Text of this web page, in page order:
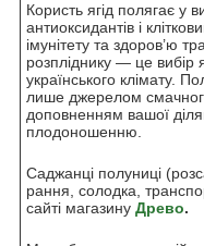
Користь ягід полягає у
антиоксидантів і
імунітету та здоров’ю
розпліднику — це вибір
українського клімату.
лише джерелом
доповненням вашої
плодоношенню.
Саджанці полуниці
рання, солодка,
сайті магазину Древо.